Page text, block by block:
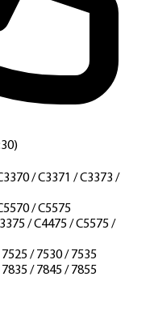
/ C3371 / C3373 /
/ C5575
/ C4475 / C5575 /
/ 7530 / 7535
/ 7845 / 7855